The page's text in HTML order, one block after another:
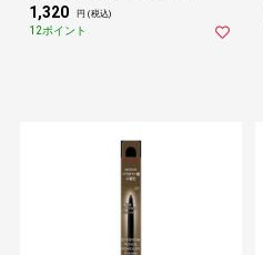
1,320 円 (税込)
12ポイント